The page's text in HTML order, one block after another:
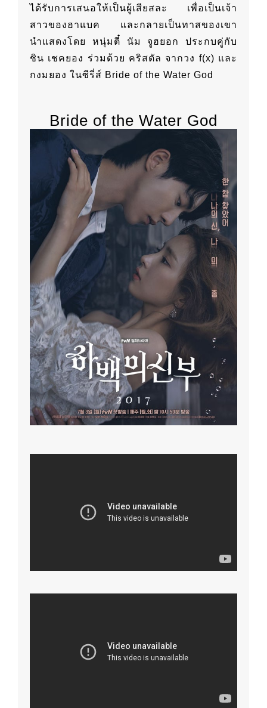
ได้รับการเสนอให้เป็นผู้เสียสละ เพื่อเป็นเจ้า
สาวของฮาแบค และกลายเป็นทาสของเขา
นำแสดงโดย หนุ่มตี๋ นัม จูฮยอก ประกบคู่กับ
ชิน เชคยอง ร่วมด้วย คริสตัล จากวง f(x) และ
กงมยอง ในซีรี่ส์ Bride of the Water God
Bride of the Water God